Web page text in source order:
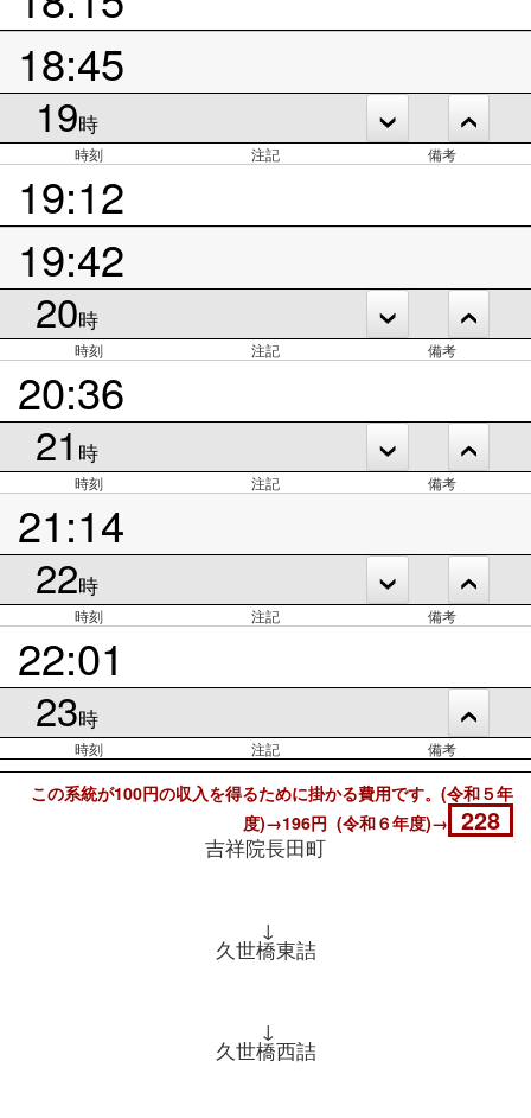
18:45
19時
時刻 注記 備考
19:12
19:42
20時
時刻 注記 備考
20:36
21 時
時刻 注記 備考
21:14
22時
時刻 注記 備考
22:01
23時
時刻 注記 備考
この系統が100円の収入を得るために掛かる費用です。(令和５年
度)→196円 (令和６年度)→ 228
吉祥院長田町
↓
久世橋東詰
↓
久世橋西詰